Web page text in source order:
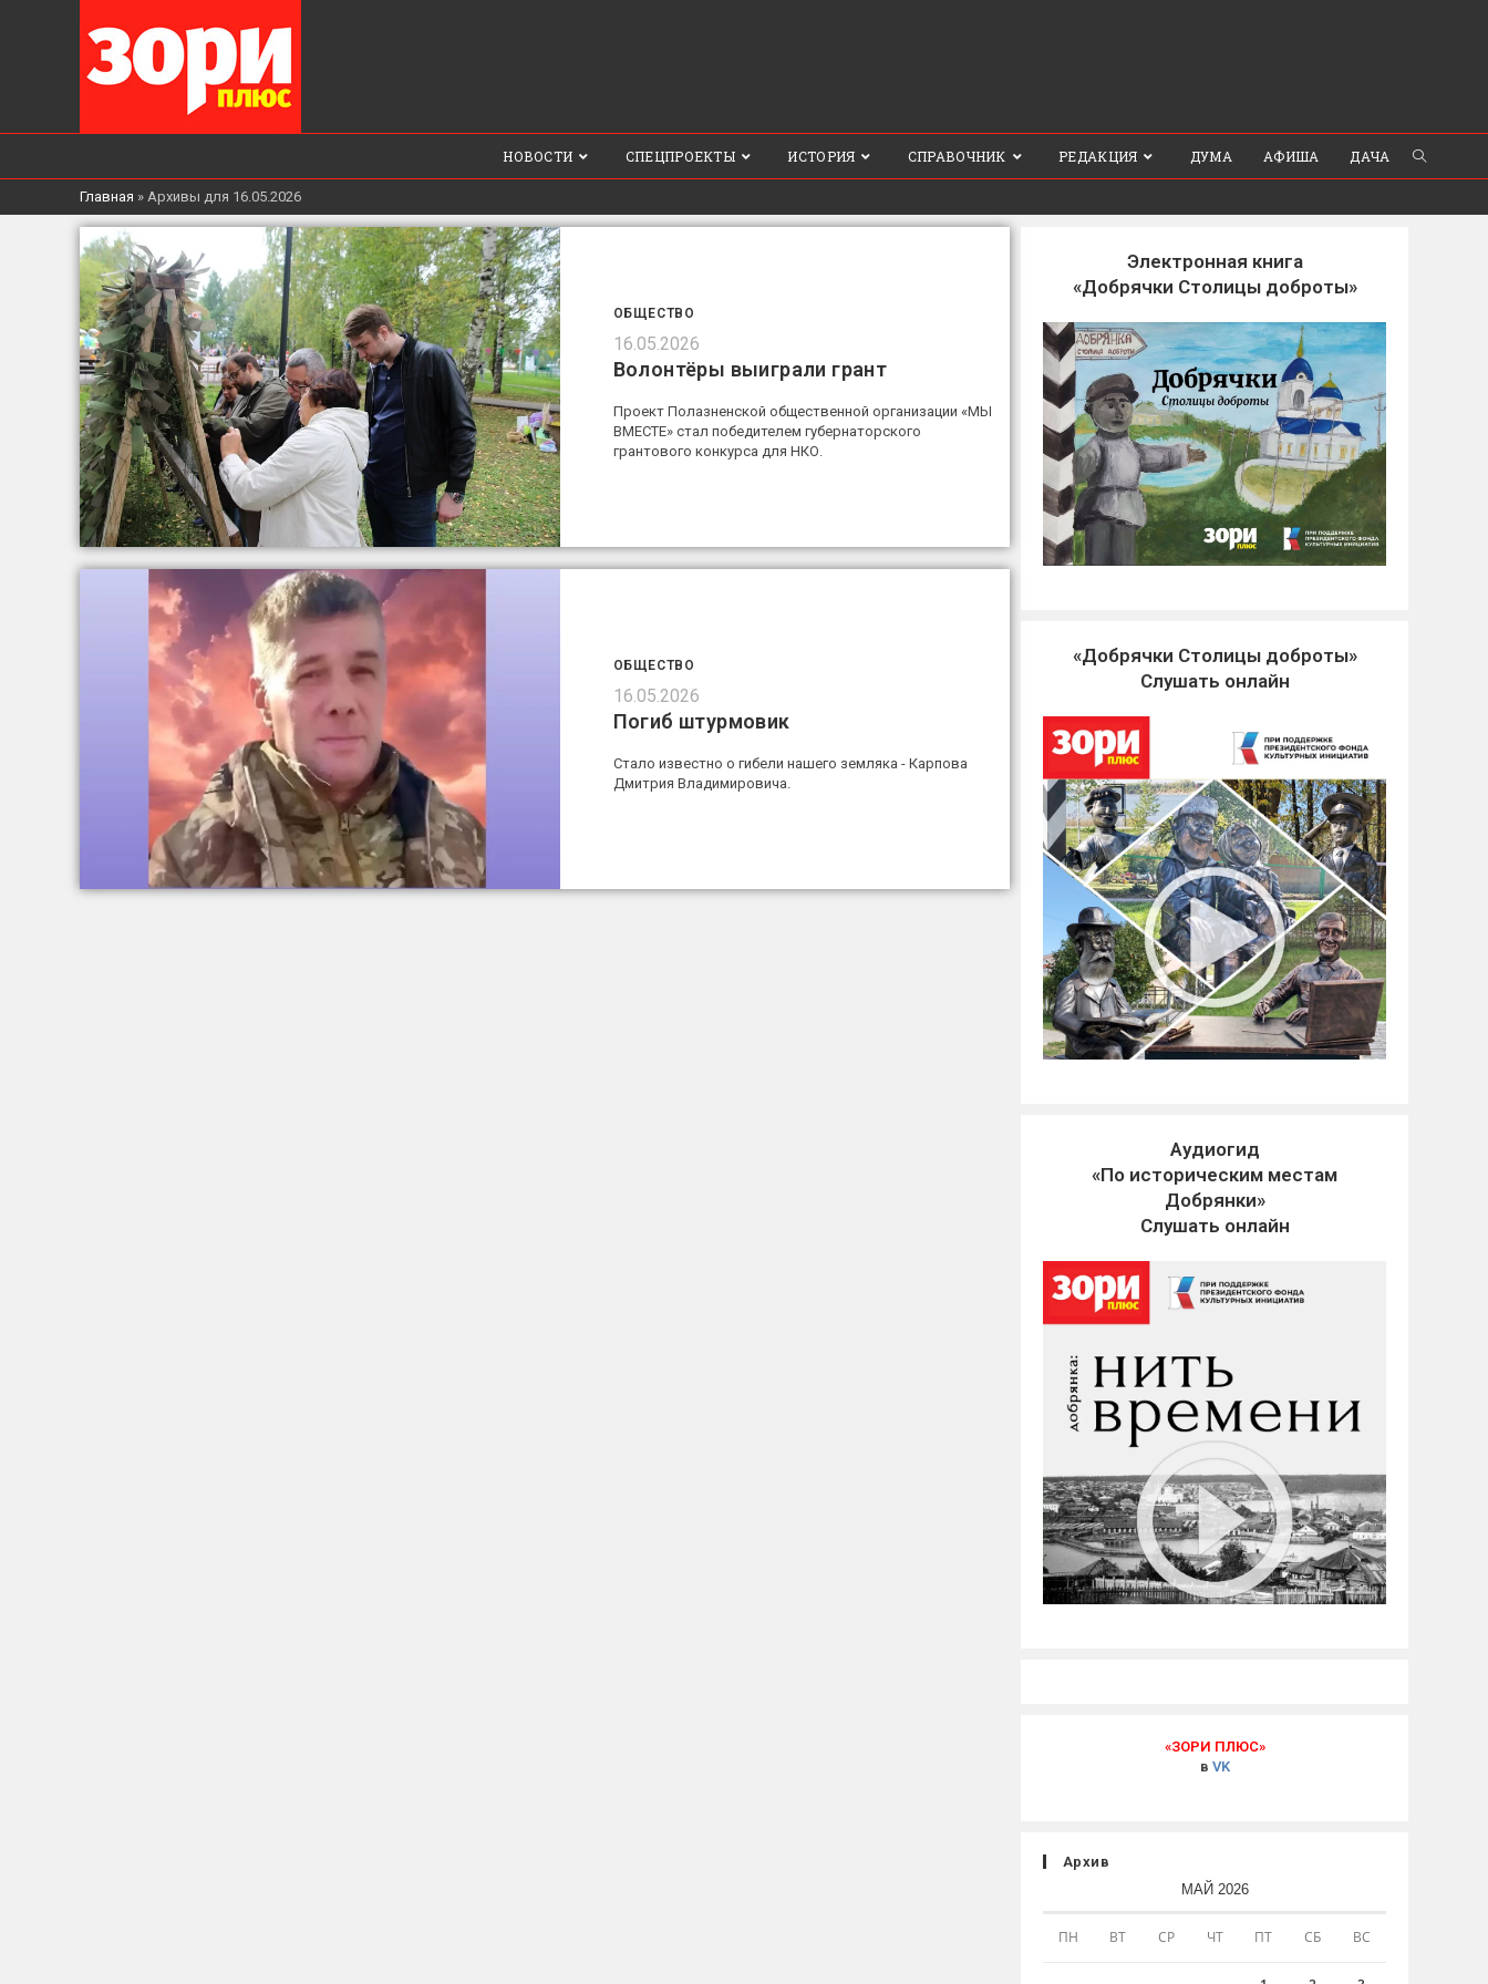
НОВОСТИ СПЕЦПРОЕКТЫ ИСТОРИЯ СПРАВОЧНИК РЕДАКЦИЯ ДУМА АФИША ДАЧА
Главная » Архивы для 16.05.2026
ОБЩЕСТВО
16.05.2026
Волонтёры выиграли грант
Проект Полазненской общественной организации «МЫ
ВМЕСТЕ» стал победителем губернаторского
грантового конкурса для НКО.
ОБЩЕСТВО
16.05.2026
Погиб штурмовик
Стало известно о гибели нашего земляка - Карпова
Дмитрия Владимировича.
Электронная книга
«Добрячки Столицы доброты»
«Добрячки Столицы доброты»
Слушать онлайн
Аудиогид
«По историческим местам
Добрянки»
Слушать онлайн
«ЗОРИ ПЛЮС»
в VK
Архив
МАЙ 2026
ПН ВТ СР ЧТ ПТ СБ ВС